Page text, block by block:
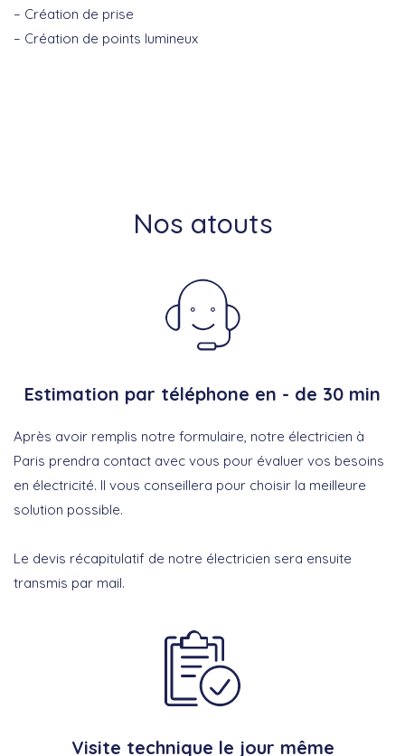
– Création de prise
– Création de points lumineux
Nos atouts
Estimation par téléphone en - de 30 min
Après avoir remplis notre formulaire, notre électricien à
Paris prendra contact avec vous pour évaluer vos besoins
en électricité. Il vous conseillera pour choisir la meilleure
solution possible.
Le devis récapitulatif de notre électricien sera ensuite
transmis par mail.
Visite technique le jour même